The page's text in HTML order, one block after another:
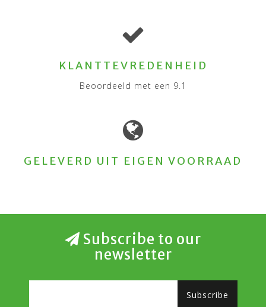
KLANTTEVREDENHEID
Beoordeeld met een 9.1
GELEVERD UIT EIGEN VOORRAAD
Subscribe to our
newsletter
Subscribe